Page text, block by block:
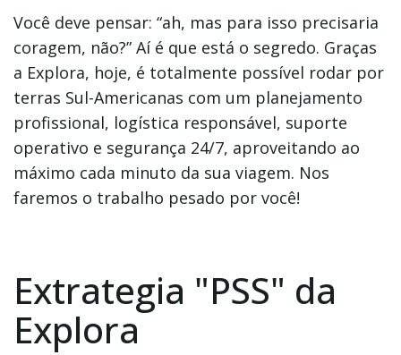
Você deve pensar: “ah, mas para isso precisaria
coragem, não?” Aí é que está o segredo. Graças
a Explora, hoje, é totalmente possível rodar por
terras Sul-Americanas com um planejamento
profissional, logística responsável, suporte
operativo e segurança 24/7, aproveitando ao
máximo cada minuto da sua viagem. Nos
faremos o trabalho pesado por você!
Extrategia "PSS" da
Explora